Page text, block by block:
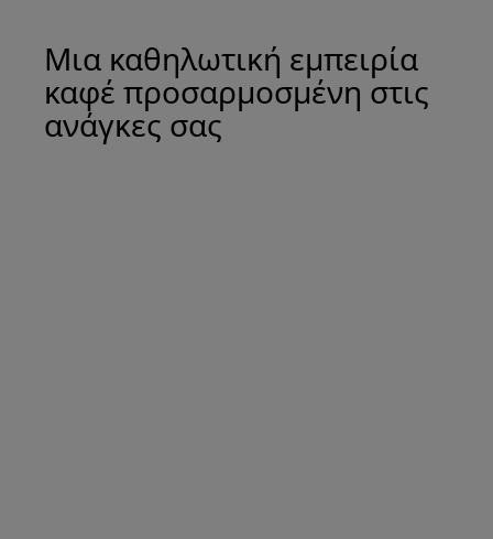
Μια καθηλωτική εμπειρία
καφέ προσαρμοσμένη στις
ανάγκες σας